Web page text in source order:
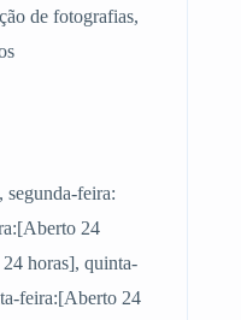
de fotografias,
feira:
24
horas], quinta-
feira:[Aberto 24